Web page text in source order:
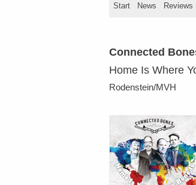
Start News Reviews
Connected
Home Is Where
Rodenstein/MVH